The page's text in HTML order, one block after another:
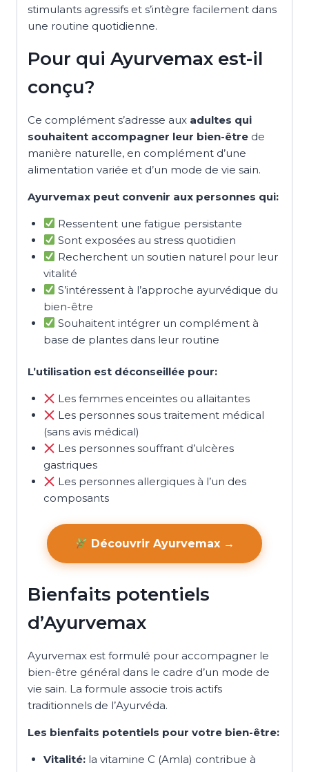
stimulants agressifs et s’intègre facilement dans
une routine quotidienne.
Pour qui Ayurvemax est-il
conçu?
Ce complément s’adresse aux adultes qui
souhaitent accompagner leur bien-être de
manière naturelle, en complément d’une
alimentation variée et d’un mode de vie sain.
Ayurvemax peut convenir aux personnes qui:
Ressentent une fatigue persistante
Sont exposées au stress quotidien
Recherchent un soutien naturel pour leur
vitalité
S’intéressent à l’approche ayurvédique du
bien-être
Souhaitent intégrer un complément à
base de plantes dans leur routine
L’utilisation est déconseillée pour:
Les femmes enceintes ou allaitantes
Les personnes sous traitement médical
(sans avis médical)
Les personnes souffrant d’ulcères
gastriques
Les personnes allergiques à l’un des
composants
Découvrir Ayurvemax →
Bienfaits potentiels
d’Ayurvemax
Ayurvemax est formulé pour accompagner le
bien-être général dans le cadre d’un mode de
vie sain. La formule associe trois actifs
traditionnels de l’Ayurvéda.
Les bienfaits potentiels pour votre bien-être:
Vitalité:la vitamine C (Amla) contribue à